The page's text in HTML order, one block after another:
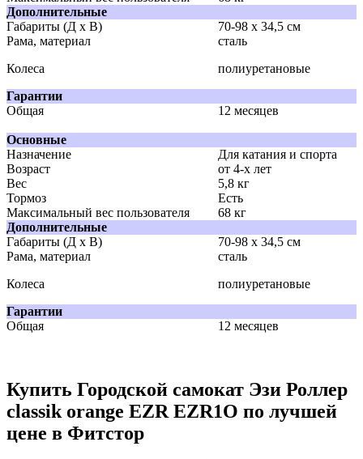
Дополнительные
Габариты (Д х В)
70-98 x 34,5 см
Рама, материал
сталь
Колеса
полиуретановые
Гарантии
Общая
12 месяцев
Основные
Назначение
Для катания и спорта
Возраст
от 4-х лет
Вес
5,8 кг
Тормоз
Есть
Максимальный вес пользователя
68 кг
Дополнительные
Габариты (Д х В)
70-98 x 34,5 см
Рама, материал
сталь
Колеса
полиуретановые
Гарантии
Общая
12 месяцев
Купить Городской самокат Эзи Роллер
classik orange EZR EZR1O по лучшей
цене в Фитстор